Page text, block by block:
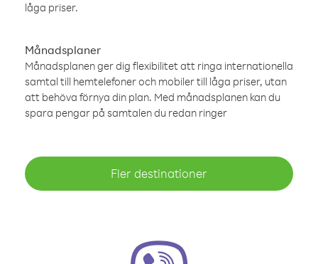
låga priser.
Månadsplaner
Månadsplanen ger dig flexibilitet att ringa internationella
samtal till hemtelefoner och mobiler till låga priser, utan
att behöva förnya din plan. Med månadsplanen kan du
spara pengar på samtalen du redan ringer
Fler destinationer